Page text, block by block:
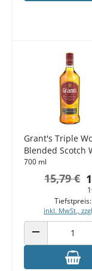
Grant's Triple
Blended Scotch
700 ml
15,79 €
inkl. MwSt.,
ANZAHL